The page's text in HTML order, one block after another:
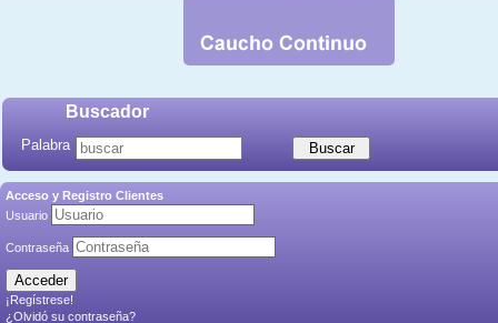
Buscador
Palabra
Acceso y Registro Clientes
Usuario
Contraseña
¡Regístrese!
¿Olvidó su contraseña?